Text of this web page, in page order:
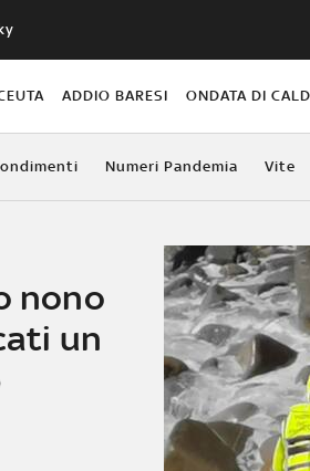
ADDIO BARESI ONDATA DI
Numeri Pandemia Vite
nono
un